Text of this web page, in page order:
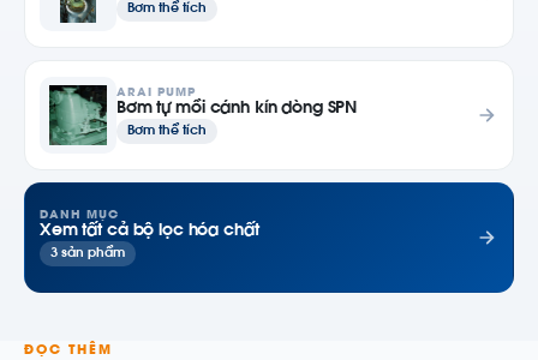
Bơm thể tích
ARAI PUMP
Bơm tự mồi cánh kín dòng SPN
Bơm thể tích
DANH MỤC
Xem tất cả bộ lọc hóa chất
3 sản phẩm
ĐỌC THÊM